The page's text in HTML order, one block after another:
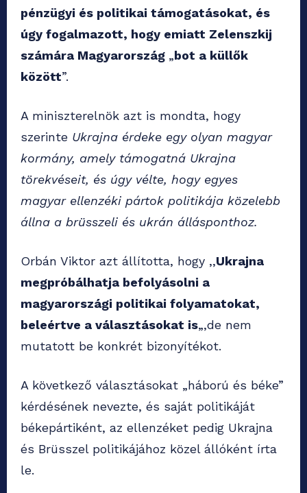
pénzügyi és politikai támogatásokat, és
úgy fogalmazott, hogy emiatt Zelenszkij
számára Magyarország „bot a küllők
között”.
A miniszterelnök azt is mondta, hogy
szerinte Ukrajna érdeke egy olyan magyar
kormány, amely támogatná Ukrajna
törekvéseit, és úgy vélte, hogy egyes
magyar ellenzéki pártok politikája közelebb
állna a brüsszeli és ukrán állásponthoz.
Orbán Viktor azt állította, hogy ,,Ukrajna
megpróbálhatja befolyásolni a
magyarországi politikai folyamatokat,
beleértve a választásokat is„,de nem
mutatott be konkrét bizonyítékot.
A következő választásokat „háború és béke”
kérdésének nevezte, és saját politikáját
békepártiként, az ellenzéket pedig Ukrajna
és Brüsszel politikájához közel állóként írta
le.